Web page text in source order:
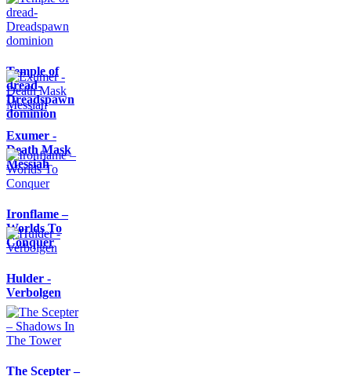
Temple of
dread-
Dreadspawn
dominion
Exumer -
Death Mask
Messiah
Ironflame –
Worlds To
Conquer
Hulder -
Verbolgen
The Scepter –